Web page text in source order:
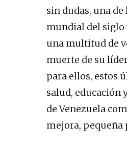
sin dudas, una
mundial del siglo
una multitud de
muerte de su
para ellos, estos
salud, educación
de Venezuela
mejora, pequeña